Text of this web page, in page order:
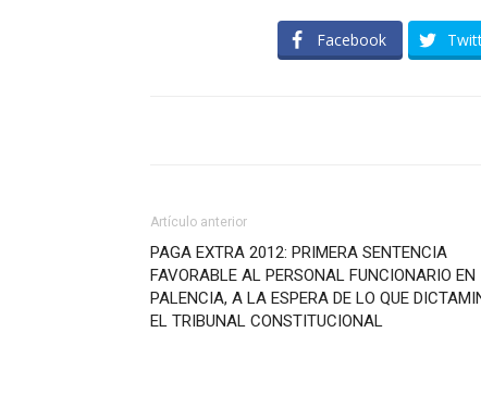
Facebook
Artículo anterior
PAGA EXTRA 2012: PRIMERA SENTENCIA
FAVORABLE AL PERSONAL FUNCIONARIO EN
PALENCIA, A LA ESPERA DE LO QUE
EL TRIBUNAL CONSTITUCIONAL